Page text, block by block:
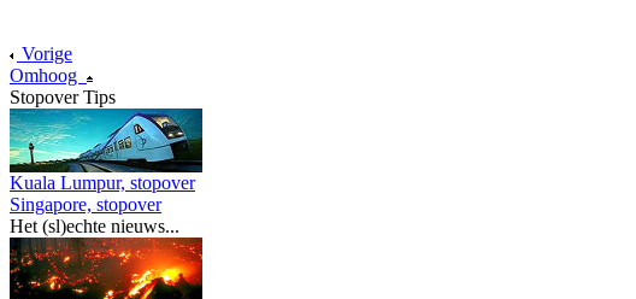
Vorige
Omhoog
Stopover Tips
Kuala Lumpur, stopover
Singapore, stopover
Het (sl)echte nieuws...